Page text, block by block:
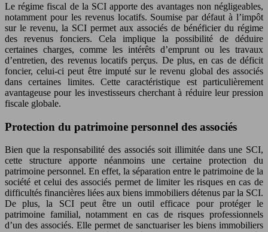
Le régime fiscal de la SCI apporte des avantages non négligeables,
notamment pour les revenus locatifs. Soumise par défaut à l’impôt
sur le revenu, la SCI permet aux associés de bénéficier du régime
des revenus fonciers. Cela implique la possibilité de déduire
certaines charges, comme les intérêts d’emprunt ou les travaux
d’entretien, des revenus locatifs perçus. De plus, en cas de déficit
foncier, celui-ci peut être imputé sur le revenu global des associés
dans certaines limites. Cette caractéristique est particulièrement
avantageuse pour les investisseurs cherchant à réduire leur pression
fiscale globale.
Protection du patrimoine personnel des associés
Bien que la responsabilité des associés soit illimitée dans une SCI,
cette structure apporte néanmoins une certaine protection du
patrimoine personnel. En effet, la séparation entre le patrimoine de la
société et celui des associés permet de limiter les risques en cas de
difficultés financières liées aux biens immobiliers détenus par la SCI.
De plus, la SCI peut être un outil efficace pour protéger le
patrimoine familial, notamment en cas de risques professionnels
d’un des associés. Elle permet de sanctuariser les biens immobiliers